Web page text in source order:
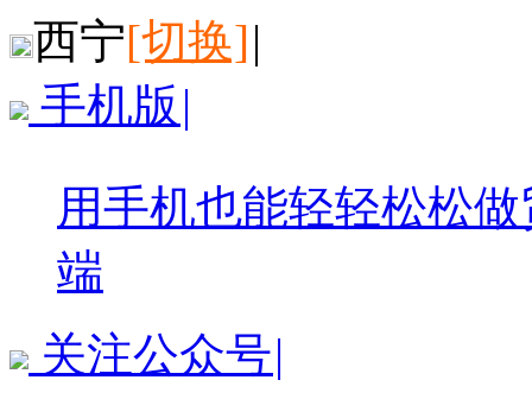
西宁[切换]|
手机版 |
用手机也能轻轻松松
端
关注公众号|